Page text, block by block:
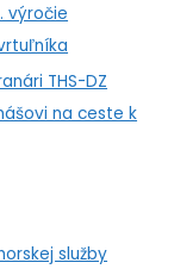
výročie
THS-DZ
na ceste k
služby